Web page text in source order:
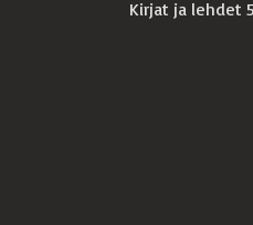
Kirjat ja lehdet